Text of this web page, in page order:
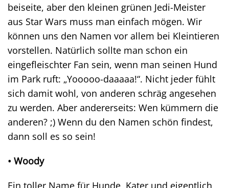
beiseite, aber den kleinen grünen Jedi-Meister
aus Star Wars muss man einfach mögen. Wir
können uns den Namen vor allem bei Kleintieren
vorstellen. Natürlich sollte man schon ein
eingefleischter Fan sein, wenn man seinen Hund
im Park ruft: „Yooooo-daaaaa!“. Nicht jeder fühlt
sich damit wohl, von anderen schräg angesehen
zu werden. Aber andererseits: Wen kümmern die
anderen? ;) Wenn du den Namen schön findest,
dann soll es so sein!
• Woody
Ein toller Name für Hunde, Kater und eigentlich